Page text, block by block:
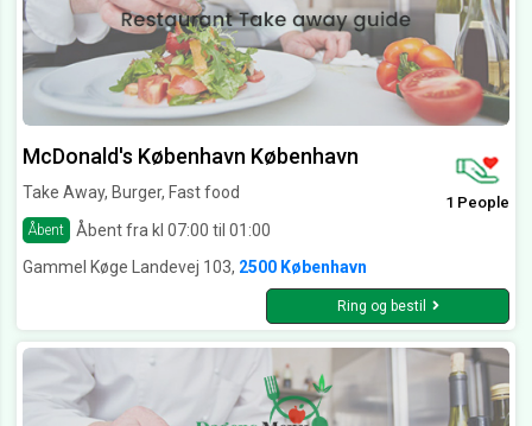
McDonald's København København
Take Away, Burger, Fast food
Åbent Åbent fra kl 07:00 til 01:00
1 People
Gammel Køge Landevej 103, 2500 København
Ring og bestil